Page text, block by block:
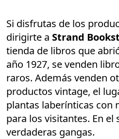
Si disfrutas de los
dirigirte a Strand
tienda de libros que
año 1927, se venden
raros. Además venden
productos vintage, el
plantas laberínticas con
para los visitantes. En
verdaderas gangas.